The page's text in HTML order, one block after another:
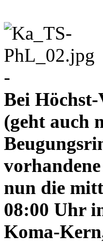
-
Bei
(geht auch
nun die
08:00 Uhr
Koma-